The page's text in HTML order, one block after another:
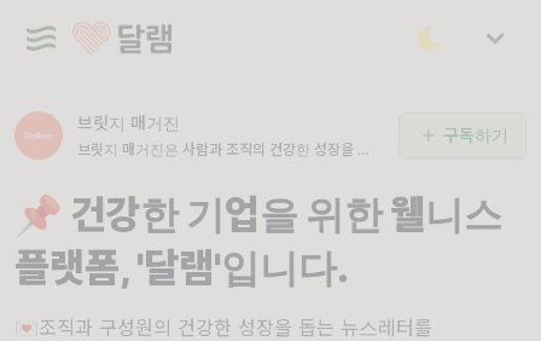
브릿지 매거진
브릿지 매거진은 사람과 조직의 건강한 성장을 돕는
합니다.
구독하기
📌 건강한 기업을 위한 웰니스
플랫폼, '달램'입니다.
💌조직과 구성원의 건강한 성장을 돕는 뉴스레터를